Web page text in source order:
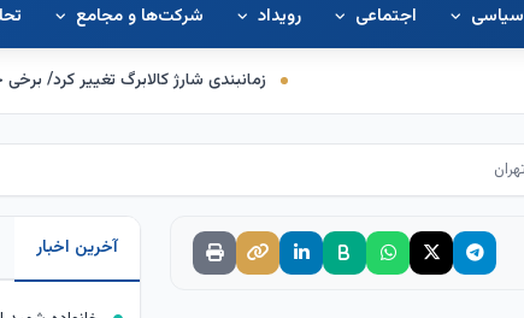
سیاسی اجتماعی رویداد شرکت‌ها و مجامع
زمانبندی شارژ کالابرگ تغییر کرد/ برخی خانوارها
آخرین اخبار